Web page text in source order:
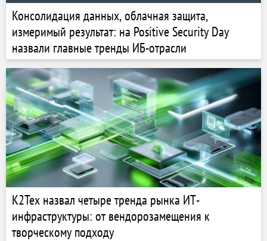
Консолидация данных, облачная защита,
измеримый результат: на Positive Security Day
назвали главные тренды ИБ-отрасли
К2Тех назвал четыре тренда рынка ИТ-
инфраструктуры: от вендорозамещения к
творческому подходу